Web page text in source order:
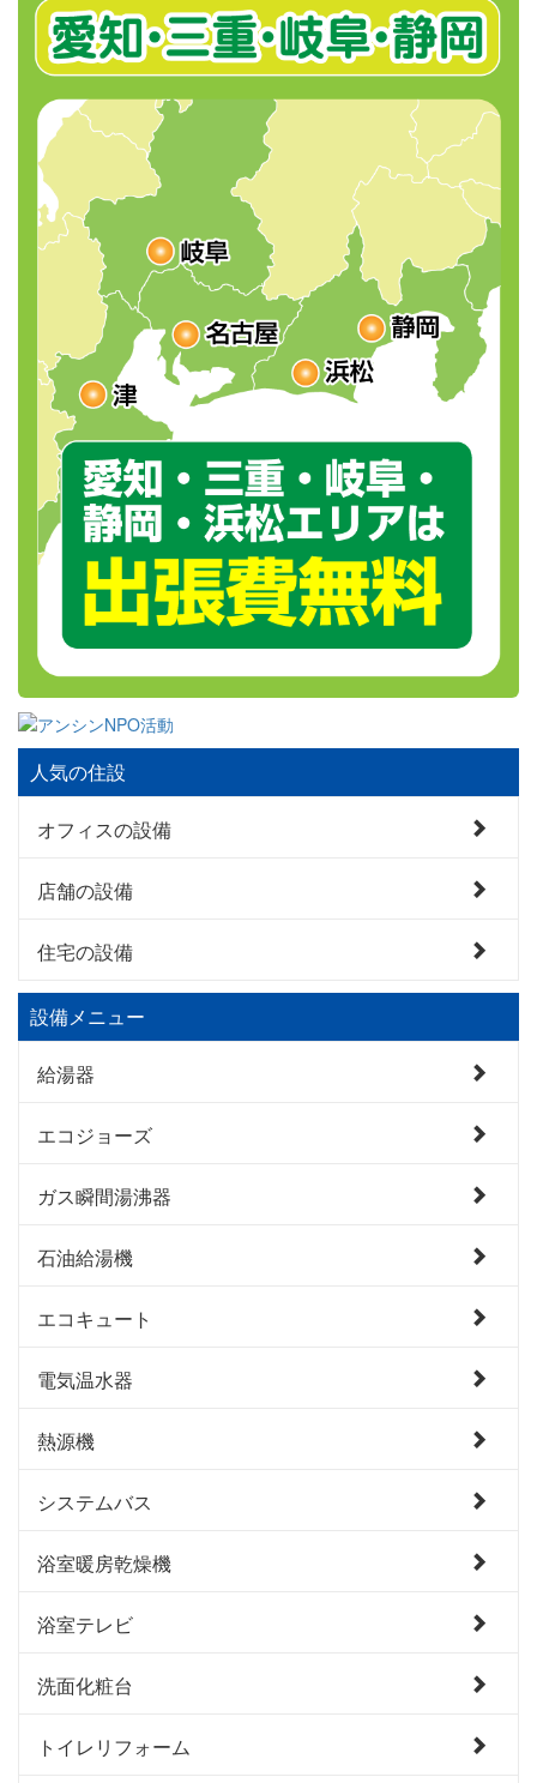
人気の住設
オフィスの設備
店舗の設備
住宅の設備
設備メニュー
給湯器
エコジョーズ
ガス瞬間湯沸器
石油給湯機
エコキュート
電気温水器
熱源機
システムバス
浴室暖房乾燥機
浴室テレビ
洗面化粧台
トイレリフォーム